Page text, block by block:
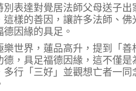
表達對覺居法師父母送子
樣的善因，讓許多法師、
因緣的具足。
世界，蓮品高升，提到「
，具足福德因緣，這不僅
行「三好」並觀想亡者一